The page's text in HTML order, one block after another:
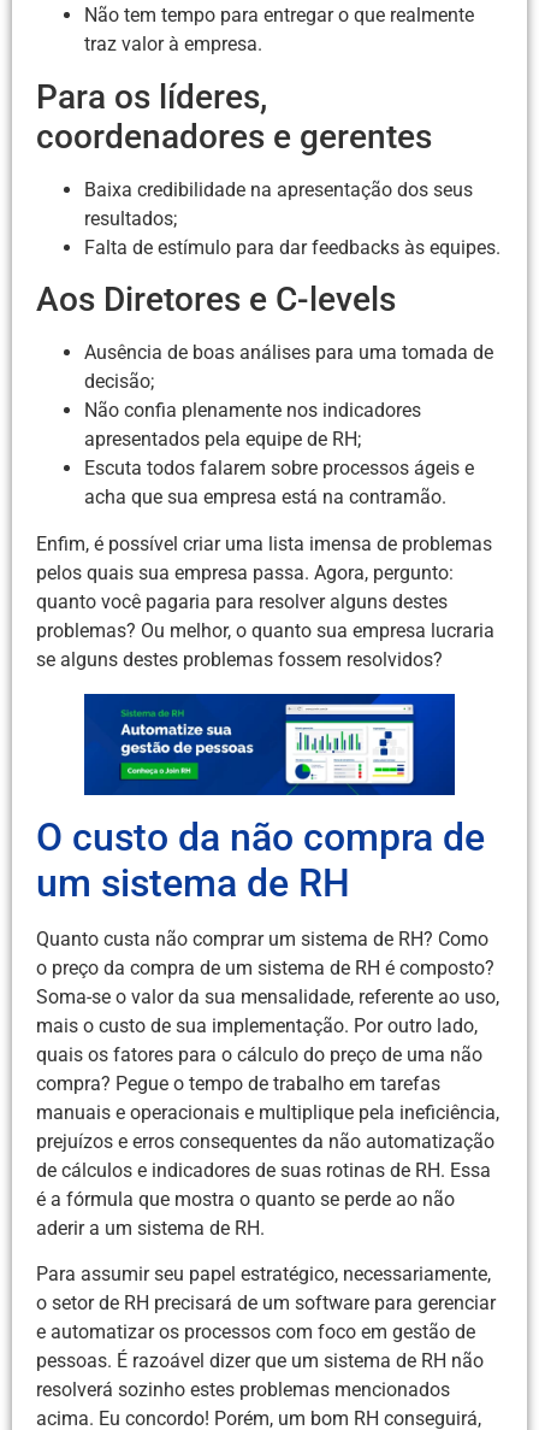
Não tem tempo para entregar o que realmente
traz valor à empresa.
Para os líderes,
coordenadores e gerentes
Baixa credibilidade na apresentação dos seus
resultados;
Falta de estímulo para dar feedbacks às equipes.
Aos Diretores e C-levels
Ausência de boas análises para uma tomada de
decisão;
Não confia plenamente nos indicadores
apresentados pela equipe de RH;
Escuta todos falarem sobre processos ágeis e
acha que sua empresa está na contramão.
Enfim, é possível criar uma lista imensa de problemas
pelos quais sua empresa passa. Agora, pergunto:
quanto você pagaria para resolver alguns destes
problemas? Ou melhor, o quanto sua empresa lucraria
se alguns destes problemas fossem resolvidos?
O custo da não compra de
um sistema de RH
Quanto custa não comprar um sistema de RH? Como
o preço da compra de um sistema de RH é composto?
Soma-se o valor da sua mensalidade, referente ao uso,
mais o custo de sua implementação. Por outro lado,
quais os fatores para o cálculo do preço de uma não
compra? Pegue o tempo de trabalho em tarefas
manuais e operacionais e multiplique pela ineficiência,
prejuízos e erros consequentes da não automatização
de cálculos e indicadores de suas rotinas de RH. Essa
é a fórmula que mostra o quanto se perde ao não
aderir a um sistema de RH.
Para assumir seu papel estratégico, necessariamente,
o setor de RH precisará de um software para gerenciar
e automatizar os processos com foco em gestão de
pessoas. É razoável dizer que um sistema de RH não
resolverá sozinho estes problemas mencionados
acima. Eu concordo! Porém, um bom RH conseguirá,